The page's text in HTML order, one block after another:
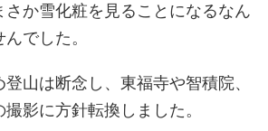
さか雪化粧を見ることになるなん
でした。
山は断念し、東福寺や智積院、
影に方針転換しました。